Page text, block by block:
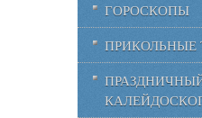
ГОРОСКОПЫ
ПРИКОЛЬНЫЕ